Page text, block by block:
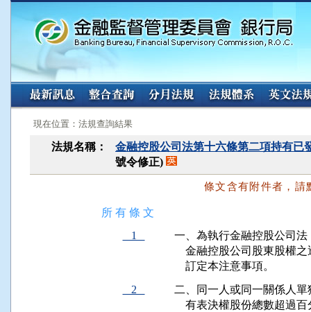
:::
現在位置：法規查詢結果
法規名稱：
金融控股公司法第十六條第二項持有已
號令修正)
條文含有附件者，請
所 有 條 文
1
一、為執行金融控股公司
金融控股公司股東股權
    訂定本注意事項。
2
二、同一人或同一關係人
有表決權股份總數超過